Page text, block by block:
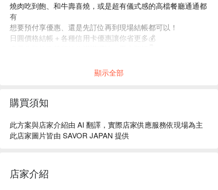
燒肉吃到飽、和牛壽喜燒，或是超有儀式感的高檔餐廳通通都
有
想要預付享優惠、還是先訂位再到現場結帳都可以！
日圓價格結帳＋各種信用卡優惠讓你省更多💰
顯示全部
購買須知
此方案與店家介紹由 AI 翻譯，實際店家供應服務依現場為主
此店家圖片皆由 SAVOR JAPAN 提供
店家介紹